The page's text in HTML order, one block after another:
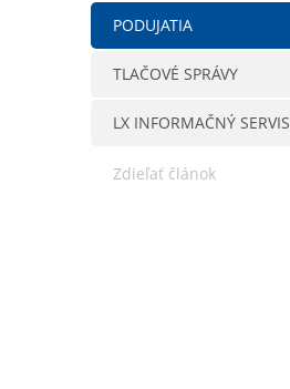
PODUJATIA
TLAČOVÉ SPRÁVY
LX INFORMAČNÝ SERVIS
Zdieľať článok